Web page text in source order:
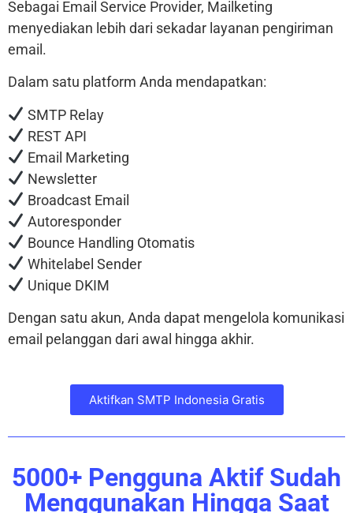
Sebagai Email Service Provider, Mailketing
menyediakan lebih dari sekadar layanan pengiriman
email.
Dalam satu platform Anda mendapatkan:
SMTP Relay
REST API
Email Marketing
Newsletter
Broadcast Email
Autoresponder
Bounce Handling Otomatis
Whitelabel Sender
Unique DKIM
Dengan satu akun, Anda dapat mengelola komunikasi
email pelanggan dari awal hingga akhir.
Aktifkan SMTP Indonesia Gratis
5000+ Pengguna Aktif Sudah
Menggunakan Hingga Saat